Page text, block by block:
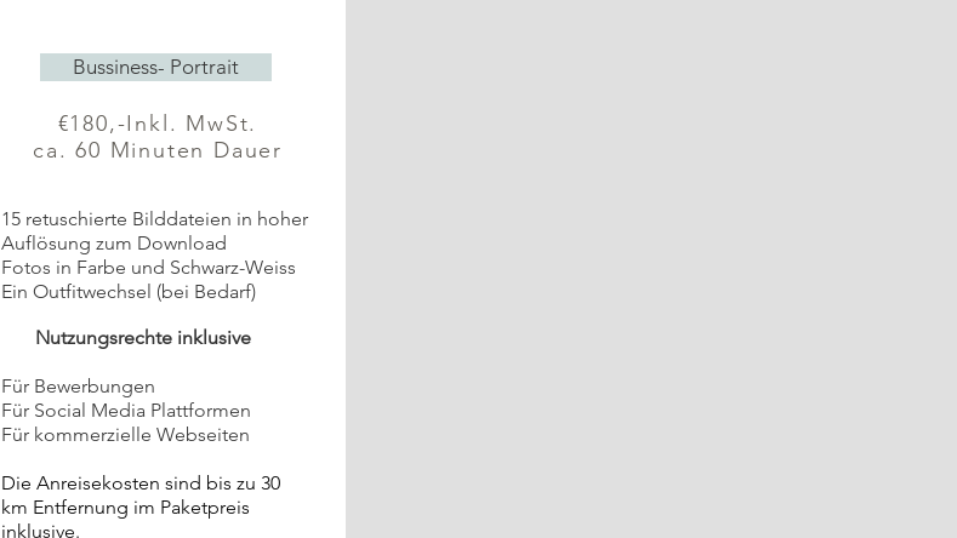
Bussiness- Portrait
€180,-Inkl. MwSt.
ca. 60 Minuten Dauer
15 retuschierte Bilddateien in hoher
Auflösung zum Download
Fotos in Farbe und Schwarz-Weiss
Ein Outfitwechsel (bei Bedarf)
Nutzungsrechte inklusive
Für Bewerbungen
Für Social Media Plattformen
Für kommerzielle Webseiten
Die Anreisekosten sind bis zu 30
km Entfernung im Paketpreis
inklusive.